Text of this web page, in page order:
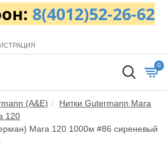
8(4012)52-26-62
0
(A&E)
Нитки Gutermann Mara
120
Mara 120 1000м #86 сиреневый